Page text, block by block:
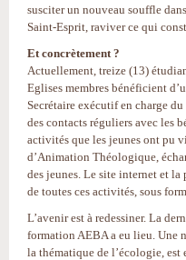
susciter un nouveau souffle
Saint-Esprit, raviver ce qui
Et concrètement ?
Actuellement, treize (13)
Eglises membres bénéficient
Secrétaire exécutif en charge
des contacts réguliers avec les
activités que les jeunes ont pu
d’Animation Théologique,
des jeunes. Le site internet et
de toutes ces activités, sous
L’avenir est à redessiner. La
formation AEBA a eu lieu. Une
la thématique de l’écologie,